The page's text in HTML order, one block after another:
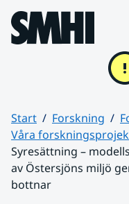
Hoppa till sidans innehåll
Start Forskning
Våra
Syresättning –
av Östersjöns miljö
bottnar